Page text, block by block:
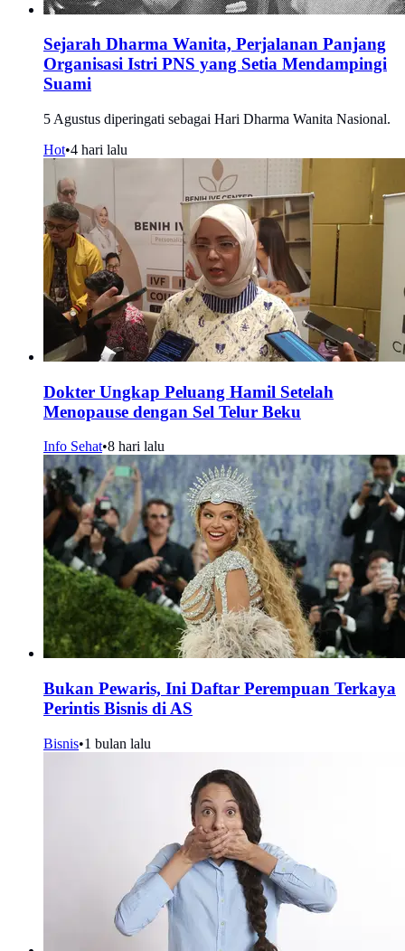
Sejarah Dharma Wanita, Perjalanan Panjang
Organisasi Istri PNS yang Setia Mendampingi
Suami
5 Agustus diperingati sebagai Hari Dharma Wanita Nasional.
Hot•4 hari lalu
Dokter Ungkap Peluang Hamil Setelah
Menopause dengan Sel Telur Beku
Info Sehat•8 hari lalu
Bukan Pewaris, Ini Daftar Perempuan Terkaya
Perintis Bisnis di AS
Bisnis•1 bulan lalu